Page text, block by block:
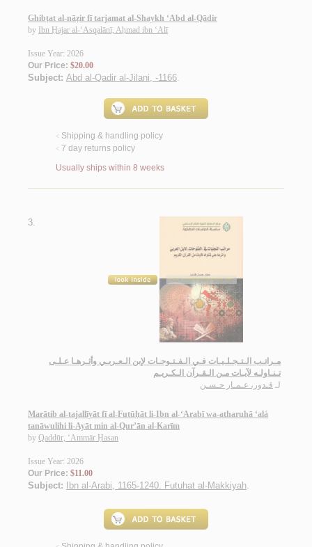
Ghibṭat al-nāẓir fī tarjamat al-Shaykh ‘Abd al-Qādir
by Ibn Ḥajar al-‘Asqalānī, Aḥmad ibn ‘Alī
Issue Year: 2026
Our Price: $20.00
Subject: Abd al-Qadir al-Jilani, -1166.
< Shipping & handling policy
< 7 day returns policy
Usually ships within 8 weeks
3.
مـراتـب الـتـجـلـيـات فـي الـفـتـوحـات لإبن الـعـربـي وأثـرهـا عـلـى
تـنـاولـه لآيـات مـن الـقـرآن الـكـريـم
لـ قـدور، عـمـار حـسـن
Marātib al-tajallīyāt fī al-Futūḥāt li-Ibn al-‘Arabī wa-atharuhā ‘alá
tanāwulihi li-Ayāt min al-Qur’ān al-Karīm
by Qaddūr, ‘Ammār Ḥasan
Issue Year: 2026
Our Price: $11.00
Subject: Ibn al-Arabi, 1165-1240. Futuhat al-Makkiyah.